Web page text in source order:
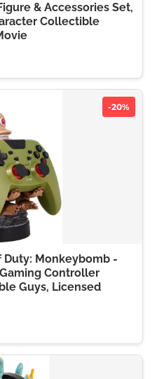
& Accessories Set,
Collectible
-20%
Duty: Monkeybomb -
Controller
Guys, Licensed